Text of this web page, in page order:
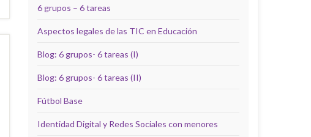
6 grupos – 6 tareas
Aspectos legales de las TIC en Educación
Blog: 6 grupos- 6 tareas (I)
Blog: 6 grupos- 6 tareas (II)
Fútbol Base
Identidad Digital y Redes Sociales con menores